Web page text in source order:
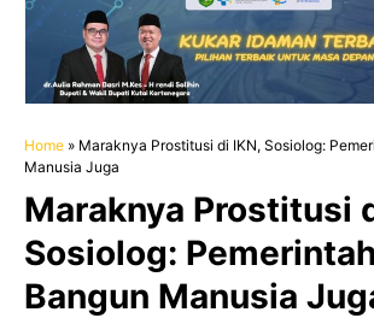
Home » Maraknya Prostitusi di IKN, Sosiolog:
Manusia Juga
Maraknya Prostitusi
Sosiolog:
Bangun Manusia